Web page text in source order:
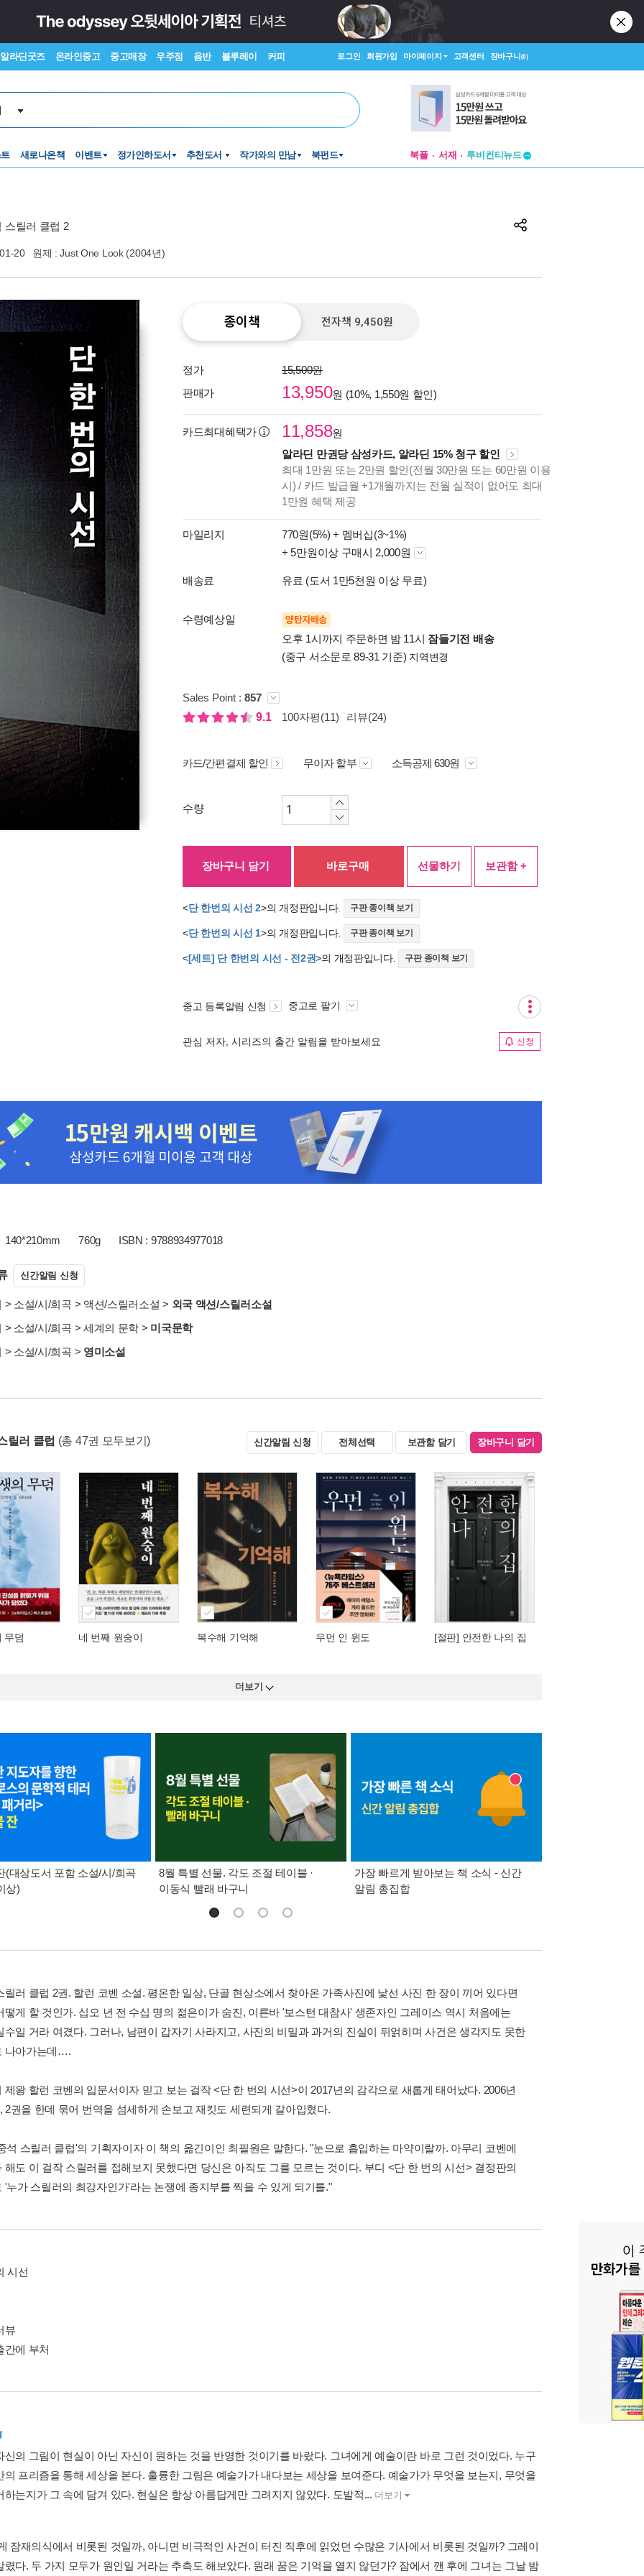
알라딘굿즈 온라인중고 중고매장 우주점 음반 블루레이 커피 로그인 회원가입 마이페이지 고객센터 장바구니(0)
새로나온책 이벤트 정가인하도서 추천도서 작가와의 만남 북펀드 북플 서재
투비컨티뉴드
스릴러 클럽 2
20 원제 : Just One Look (2004년)
종이책 전자책 9,450원
정가
15,500원
판매가
13,950원 (10%, 1,550원 할인)
카드최대혜택가 11,858원
알라딘 만권당 삼성카드, 알라딘 15% 청구 할인
최대 1만원 또는 2만원 할인(전월 30만원 또는 60만원 이용
시) / 카드 발급월 +1개월까지는 전월 실적이 없어도 최대
1만원 혜택 제공
마일리지 770원(5%) + 멤버십(3~1%)
+ 5만원이상 구매시 2,000원
배송료 유료 (도서 1만5천원 이상 무료)
수령예상일 양탄자배송
오후 1시까지 주문하면 밤 11시 잠들기전 배송
(중구 서소문로 89-31 기준) 지역변경
Sales Point : 857
9.1
100자평(11) 리뷰(24)
카드/간편결제 할인 무이자 할부 소득공제 630원
수량
장바구니 담기 바로구매 선물하기 보관함 +
<단 한번의 시선 2>의 개정판입니다. 구판 종이책 보기
<단 한번의 시선 1>의 개정판입니다. 구판 종이책 보기
<[세트] 단 한번의 시선 - 전2권>의 개정판입니다. 구판 종이책 보기
중고 등록알림 신청 중고로 팔기
관심 저자, 시리즈의 출간 알림을 받아보세요 신청
140*210mm 760g ISBN : 9788934977018
신간알림 신청
> 소설/시/희곡 > 액션/스릴러소설 > 외국 액션/스릴러소설
> 소설/시/희곡 > 세계의 문학 > 미국문학
> 소설/시/희곡 > 영미소설
릴러 클럽 (총 47권 모두보기) 신간알림 신청 전체선택 보관함 담기 장바구니 담기
무덤 네 번째 원숭이 복수해 기억해 우먼 인 윈도 [절판] 안전한 나의 집
더보기
(대상도서 포함 소설/시/희곡
상)
8월 특별 선물. 각도 조절 테이블 ·
이동식 빨래 바구니
가장 빠르게 받아보는 책 소식 - 신간
알림 총집합
릴러 클럽 2권. 할런 코벤 소설. 평온한 일상, 단골 현상소에서 찾아온 가족사진에 낯선 사진 한 장이 끼어 있다면
떻게 할 것인가. 십오 년 전 수십 명의 젊은이가 숨진, 이른바 '보스턴 대참사' 생존자인 그레이스 역시 처음에는
수일 거라 여겼다. 그러나, 남편이 갑자기 사라지고, 사진의 비밀과 과거의 진실이 뒤얽히며 사건은 생각지도 못한
나아가는데….
제왕 할런 코벤의 입문서이자 믿고 보는 걸작 <단 한 번의 시선>이 2017년의 감각으로 새롭게 태어났다. 2006년
2권을 한데 묶어 번역을 섬세하게 손보고 재킷도 세련되게 갈아입혔다.
석 스릴러 클럽'의 기획자이자 이 책의 옮긴이인 최필원은 말한다. "눈으로 흡입하는 마약이랄까. 아무리 코벤에
해도 이 걸작 스릴러를 접해보지 못했다면 당신은 아직도 그를 모르는 것이다. 부디 <단 한 번의 시선> 결정판의
'누가 스릴러의 최강자인가'라는 논쟁에 종지부를 찍을 수 있게 되기를."
시선
뷰
간에 부처
신의 그림이 현실이 아닌 자신이 원하는 것을 반영한 것이기를 바랐다. 그녀에게 예술이란 바로 그런 것이었다. 누구
의 프리즘을 통해 세상을 본다. 훌륭한 그림은 예술가가 내다보는 세상을 보여준다. 예술가가 무엇을 보는지, 무엇을
하는지가 그 속에 담겨 있다. 현실은 항상 아름답게만 그려지지 않았다. 도발적... 더보기
잠재의식에서 비롯된 것일까, 아니면 비극적인 사건이 터진 직후에 읽었던 수많은 기사에서 비롯된 것일까? 그레이
렸다. 두 가지 모두가 원인일 거라는 추측도 해보았다. 원래 꿈은 기억을 열지 않던가? 잠에서 깬 후에 그녀는 그날 밤